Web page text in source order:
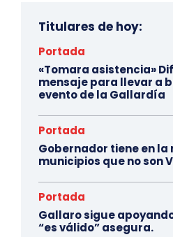
Titulares de hoy:
Portada
«Tomara asistencia»
mensaje para llevar a
evento de la Gallardía
Portada
Gobernador tiene en la
municipios que no son
Portada
Gallaro sigue
“es válido” asegura.